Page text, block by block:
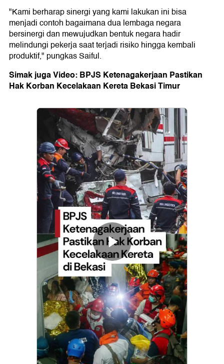
"Kami berharap sinergi yang kami lakukan ini bisa
menjadi contoh bagaimana dua lembaga negara
bersinergi dan mewujudkan bentuk negara hadir
melindungi pekerja saat terjadi risiko hingga kembali
produktif," pungkas Saiful.
Simak juga Video: BPJS Ketenagakerjaan Pastikan
Hak Korban Kecelakaan Kereta Bekasi Timur